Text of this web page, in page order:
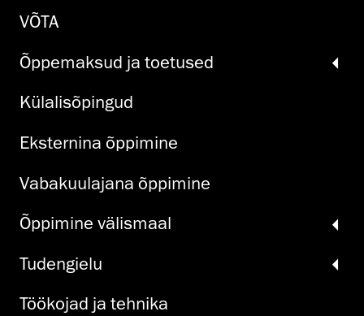
VÕTA
Õppemaksud ja toetused
Külalisõpingud
Eksternina õppimine
Vabakuulajana õppimine
Õppimine välismaal
Tudengielu
Töökojad ja tehnika